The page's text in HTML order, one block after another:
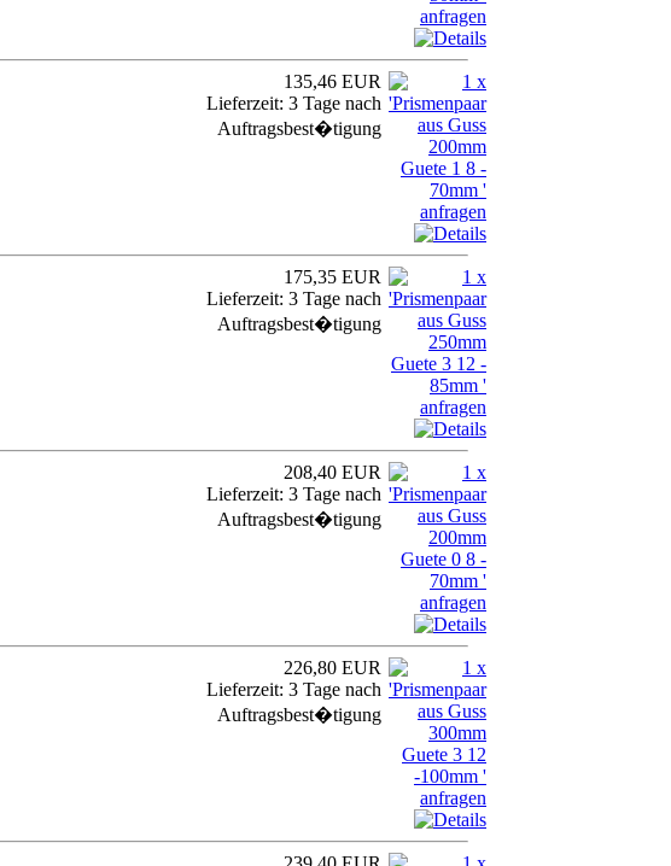
135,46 EUR
Lieferzeit: 3 Tage nach
Auftragsbest�tigung
175,35 EUR
Lieferzeit: 3 Tage nach
Auftragsbest�tigung
208,40 EUR
Lieferzeit: 3 Tage nach
Auftragsbest�tigung
226,80 EUR
Lieferzeit: 3 Tage nach
Auftragsbest�tigung